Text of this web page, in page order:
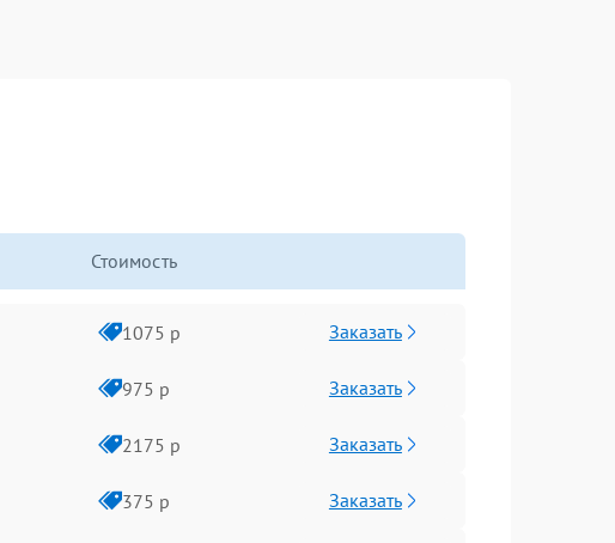
Стоимость
1075 р Заказать
975 р Заказать
2175 р Заказать
375 р Заказать